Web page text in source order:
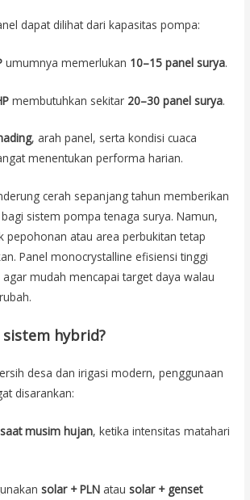
dapat dilihat dari kapasitas pompa:
umumnya memerlukan 10–15 panel surya.
membutuhkan sekitar 20–30 panel surya.
, arah panel, serta kondisi cuaca
menentukan performa harian.
cerah sepanjang tahun memberikan
sistem pompa tenaga surya. Namun,
pepohonan atau area perbukitan tetap
Panel monocrystalline efisiensi tinggi
mudah mencapai target daya walau
hybrid?
desa dan irigasi modern, penggunaan
disarankan:
saat musim hujan, ketika intensitas matahari
solar + PLN atausolar + genset